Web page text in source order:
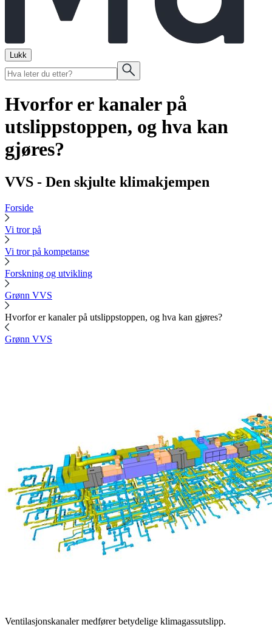
Lukk
Hvorfor er kanaler på
utslippstoppen, og hva kan
gjøres?
VVS - Den skjulte klimakjempen
Forside
Vi tror på
Vi tror på kompetanse
Forskning og utvikling
Grønn VVS
Hvorfor er kanaler på utslippstoppen, og hva kan gjøres?
Grønn VVS
Ventilasjonskanaler medfører betydelige klimagassutslipp.